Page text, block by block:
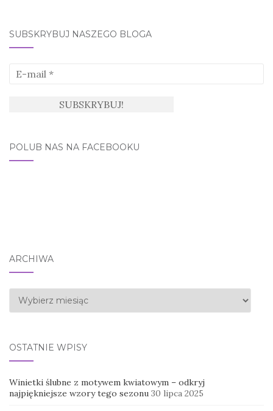
SUBSKRYBUJ NASZEGO BLOGA
POLUB NAS NA FACEBOOKU
ARCHIWA
Archiwa
OSTATNIE WPISY
Winietki ślubne z motywem kwiatowym – odkryj
najpiękniejsze wzory tego sezonu 30 lipca 2025